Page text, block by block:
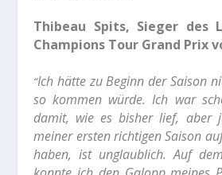
Thibeau Spits, Sieger des
Champions Tour Grand Prix
“Ich hätte zu Beginn der Saison
so kommen würde. Ich war
damit, wie es bisher lief, aber
meiner ersten richtigen Saison
haben, ist unglaublich. Auf